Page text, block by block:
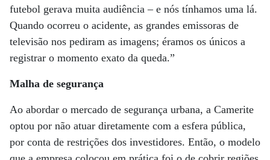
futebol gerava muita audiência – e nós tínhamos uma lá.
Quando ocorreu o acidente, as grandes emissoras de
televisão nos pediram as imagens; éramos os únicos a
registrar o momento exato da queda.”
Malha de segurança
Ao abordar o mercado de segurança urbana, a Camerite
optou por não atuar diretamente com a esfera pública,
por conta de restrições dos investidores. Então, o modelo